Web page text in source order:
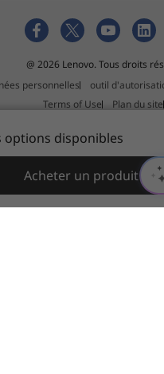
@ 2026 Lenovo. Tous droits
personnelles
outil
Terms of Use
Plan du site
Slavery and human trafficking act
options disponibles
Acheter un produit